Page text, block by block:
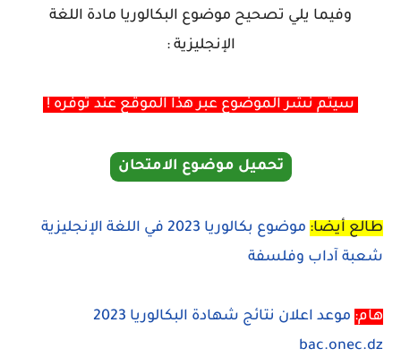
وفيما يلي تصحيح موضوع البكالوريا مادة اللغة
الإنجليزية :
سيتم نشر الموضوع عبر هذا الموقع عند توفره !
تحميل موضوع الامتحان
طالع أيضا:
موضوع بكالوريا 2023 في اللغة الإنجليزية
شعبة آداب وفلسفة
هام:
موعد اعلان نتائج شهادة البكالوريا 2023
bac.onec.dz